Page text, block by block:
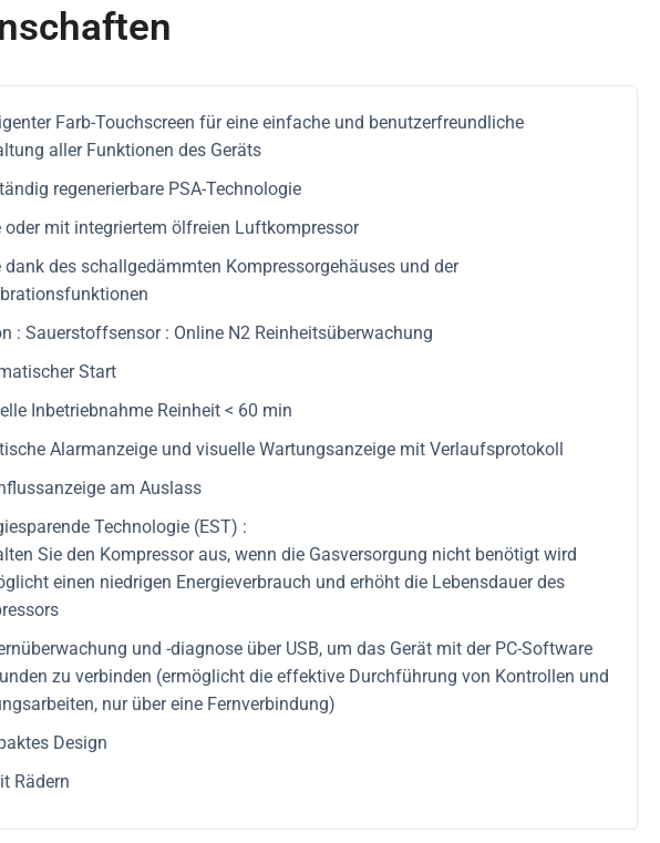
Farb-Touchscreen für eine einfache und benutzerfreundliche
aller Funktionen des Geräts
regenerierbare PSA-Technologie
oder mit integriertem ölfreien Luftkompressor
dank des schallgedämmten Kompressorgehäuses und der
: Sauerstoffsensor : Online N2 Reinheitsüberwachung
Start
Inbetriebnahme Reinheit < 60 min
Alarmanzeige und visuelle Wartungsanzeige mit Verlaufsprotokoll
am Auslass
Technologie (EST) :
Sie den Kompressor aus, wenn die Gasversorgung nicht benötigt wird
einen niedrigen Energieverbrauch und erhöht die Lebensdauer des
und -diagnose über USB, um das Gerät mit der PC-Software
zu verbinden (ermöglicht die effektive Durchführung von Kontrollen und
nur über eine Fernverbindung)
Design
Rädern